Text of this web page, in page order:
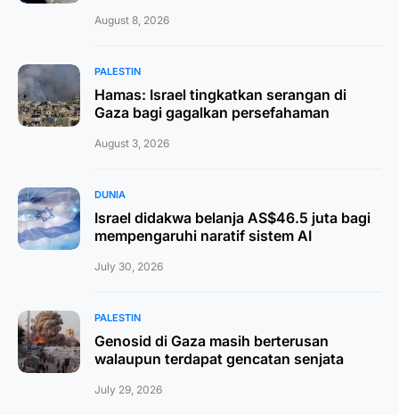
August 8, 2026
PALESTIN
Hamas: Israel tingkatkan serangan di
Gaza bagi gagalkan persefahaman
August 3, 2026
DUNIA
Israel didakwa belanja AS$46.5 juta bagi
mempengaruhi naratif sistem AI
July 30, 2026
PALESTIN
Genosid di Gaza masih berterusan
walaupun terdapat gencatan senjata
July 29, 2026